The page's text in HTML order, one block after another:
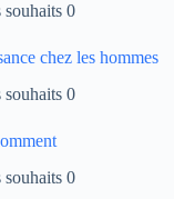
0
chez les hommes
0
0